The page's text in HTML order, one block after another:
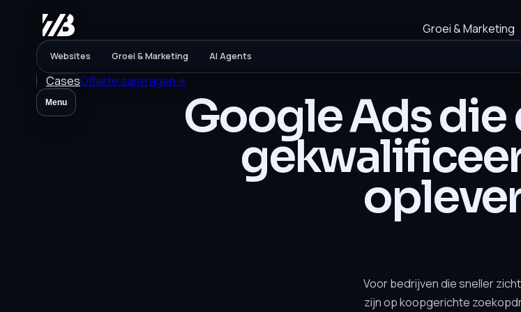
Websites Groei & Marketing AI Agents
CasesOfferte aanvragen→
Menu
Groei & Marketing
Google Ads
Voor bedrijven die sneller
zijn op koopgerichte